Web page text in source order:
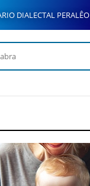
DIALECTAL PERALÊO